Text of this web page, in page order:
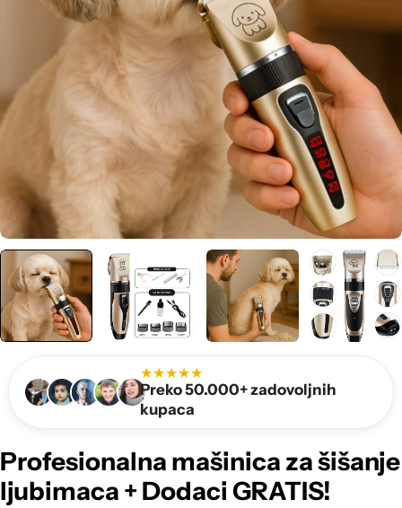
★★★★★
Preko 50.000+ zadovoljnih
kupaca
Profesionalna mašinica za šišanje
ljubimaca + Dodaci GRATIS!